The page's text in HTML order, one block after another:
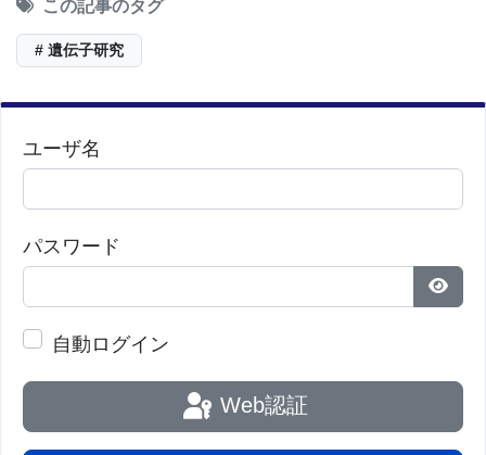
この記事のタグ
# 遺伝子研究
ユーザ名
パスワード
パス
自動ログイン
Web認証